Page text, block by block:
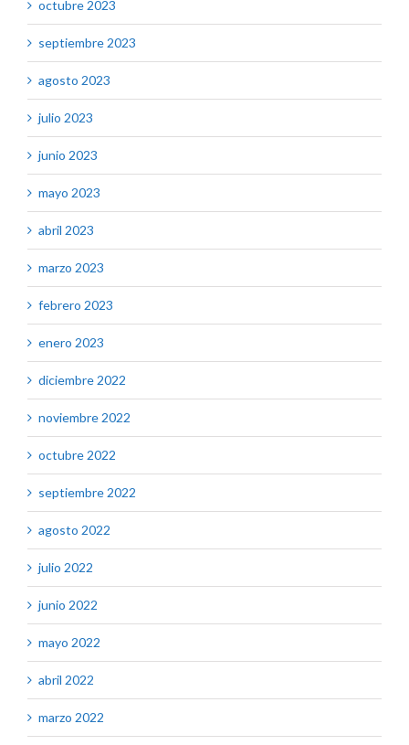
octubre 2023
septiembre 2023
agosto 2023
julio 2023
junio 2023
mayo 2023
abril 2023
marzo 2023
febrero 2023
enero 2023
diciembre 2022
noviembre 2022
octubre 2022
septiembre 2022
agosto 2022
julio 2022
junio 2022
mayo 2022
abril 2022
marzo 2022